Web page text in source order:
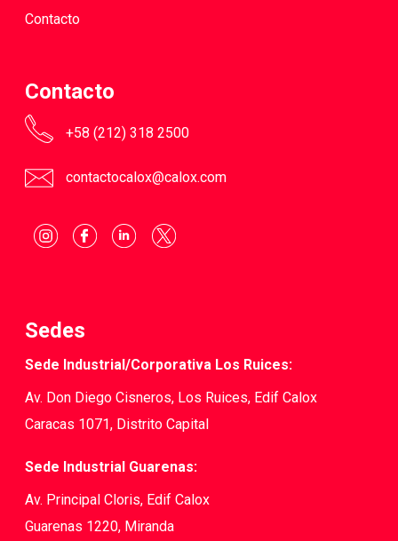
Contacto
Contacto
+58 (212) 318 2500
contactocalox@calox.com
Sedes
Sede Industrial/Corporativa Los Ruices:
Av. Don Diego Cisneros, Los Ruices, Edif Calox
Caracas 1071, Distrito Capital
Sede Industrial Guarenas:
Av. Principal Cloris, Edif Calox
Guarenas 1220, Miranda